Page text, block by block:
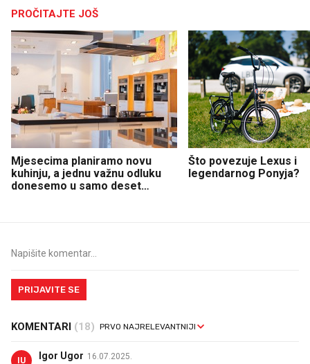
PROČITAJTE JOŠ
Mjesecima planiramo novu
kuhinju, a jednu važnu odluku
donesemo u samo deset
Što povezuje Lexus i
legendarnog Ponyja?
PRIJAVITE SE
KOMENTARI (18)
IU Igor Ugor 16.07.2025.